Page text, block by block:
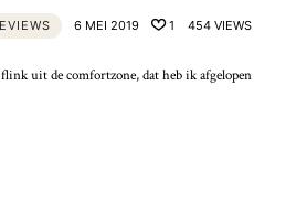
6 MEI 2019 1 454 VIEWS
uit de comfortzone, dat heb ik afgelopen